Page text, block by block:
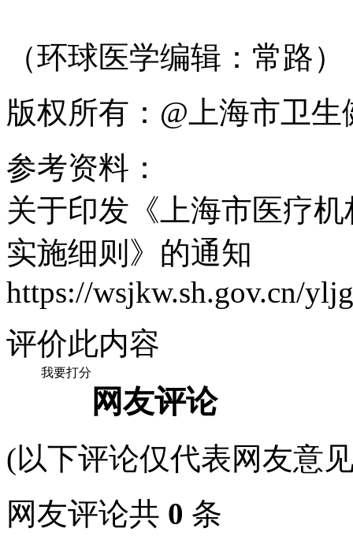
（环球医学编辑：常路）
版权所有：@上海市卫
参考资料：
关于印发《上海市医疗
实施细则》的通知
https://wsjkw.sh.gov.cn/
评价此内容
我要打分
网友评论
(以下评论仅代表网友意
网友评论共 0 条